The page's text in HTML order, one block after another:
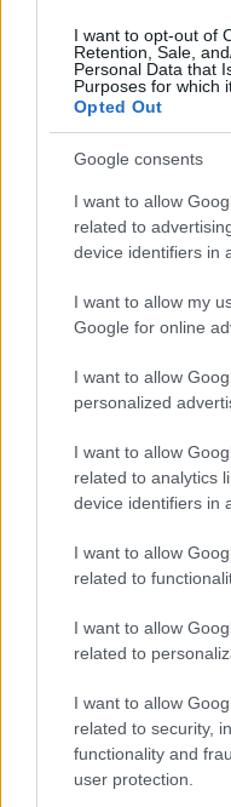
I want to opt-out of
Retention, Sale,
Personal Data that
Purposes for which
Opted Out
Google consents
I want to allow
related to
device identifiers in
I want to allow my
Google for online
I want to allow
personalized
I want to allow
related to analytics
device identifiers in
I want to allow
related to
I want to allow
related to
I want to allow
related to security,
functionality and
user protection.
«Libro». Cioè una
digitale, un
della Macchina,
di una divinità
Testamento: «Per
avere alcuna pietà».
si sacrificano. Finita
per il suo essere al
attuale, resta
restare umani di
abbandonarsi alle
capaci di porgere
pensiero –
diventando, un
Se perfino un
Assange nel suo
Internet, il
emancipazione, si è
facilitatore del
», e ancora, che «